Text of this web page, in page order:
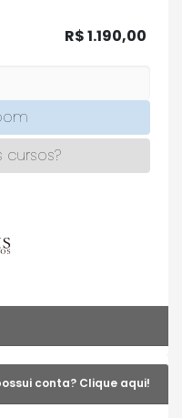
conta? Clique aqui!
R$ 1.190,00
cursos?